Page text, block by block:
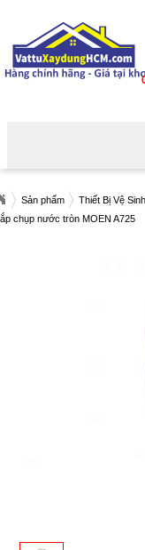
Sản phẩm Thiết Bị Vệ Sinh
chụp nước tròn MOEN A725